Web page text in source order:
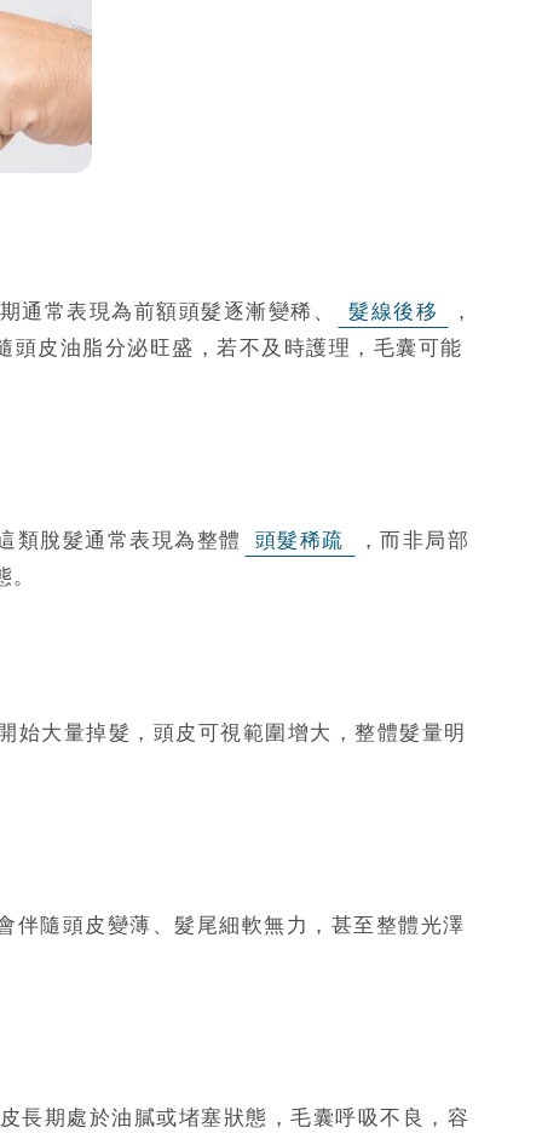
通常表現為前額頭髮逐漸變稀、 髮線後移
，
頭皮油脂分泌旺盛，若不及時護理，毛囊可能
類脫髮通常表現為整體 頭髮稀疏
，而非局部
始大量掉髮，頭皮可視範圍增大，整體髮量明
伴隨頭皮變薄、髮尾細軟無力，甚至整體光澤
長期處於油膩或堵塞狀態，毛囊呼吸不良，容